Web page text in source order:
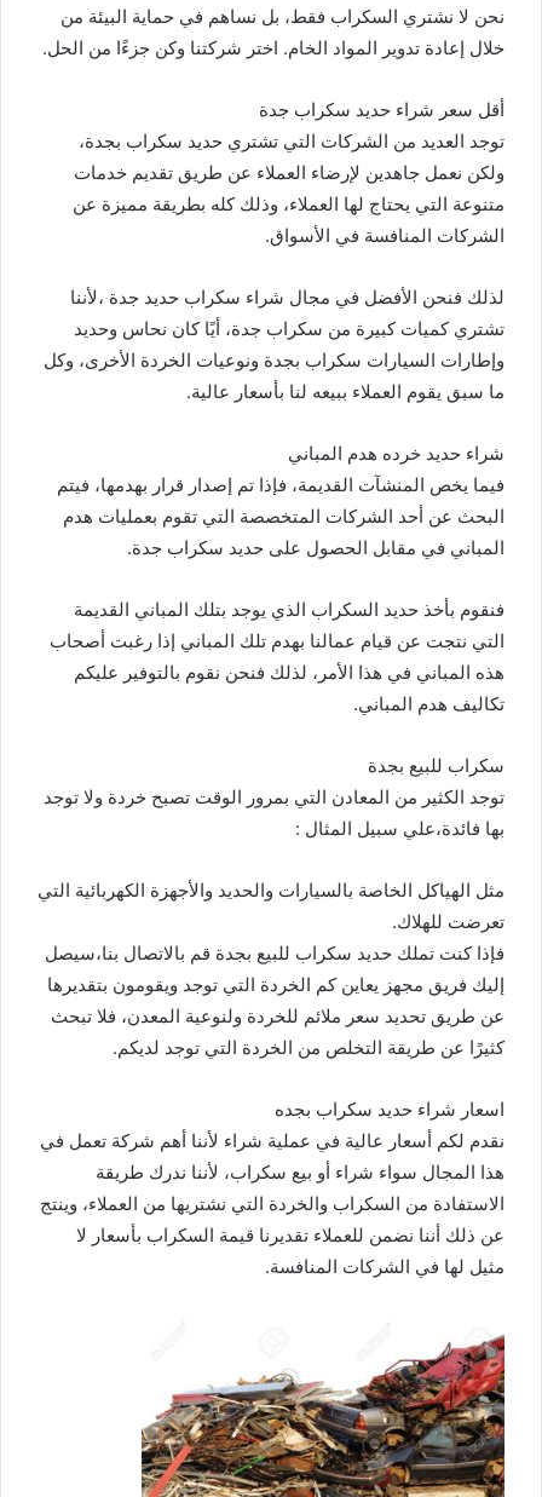
نحن لا نشتري السكراب فقط، بل نساهم في حماية البيئة من
خلال إعادة تدوير المواد الخام. اختر شركتنا وكن جزءًا من الحل.
أقل سعر شراء حديد سكراب جدة
توجد العديد من الشركات التي تشتري حديد سكراب بجدة،
ولكن نعمل جاهدين لإرضاء العملاء عن طريق تقديم خدمات
متنوعة التي يحتاج لها العملاء، وذلك كله بطريقة مميزة عن
الشركات المنافسة في الأسواق.
لذلك فنحن الأفضل في مجال شراء سكراب حديد جدة ،لأننا
تشتري كميات كبيرة من سكراب جدة، أيًا كان نحاس وحديد
وإطارات السيارات سكراب بجدة ونوعيات الخردة الأخرى، وكل
ما سبق يقوم العملاء ببيعه لنا بأسعار عالية.
شراء حديد خرده هدم المباني
فيما يخص المنشآت القديمة، فإذا تم إصدار قرار بهدمها، فيتم
البحث عن أحد الشركات المتخصصة التي تقوم بعمليات هدم
المباني في مقابل الحصول على حديد سكراب جدة.
فنقوم بأخذ حديد السكراب الذي يوجد بتلك المباني القديمة
التي نتجت عن قيام عمالنا بهدم تلك المباني إذا رغبت أصحاب
هذه المباني في هذا الأمر، لذلك فنحن نقوم بالتوفير عليكم
تكاليف هدم المباني.
سكراب للبيع بجدة
توجد الكثير من المعادن التي بمرور الوقت تصبح خردة ولا توجد
بها فائدة،علي سبيل المثال :
مثل الهياكل الخاصة بالسيارات والحديد والأجهزة الكهربائية التي
تعرضت للهلاك.
فإذا كنت تملك حديد سكراب للبيع بجدة قم بالاتصال بنا،سيصل
إليك فريق مجهز يعاين كم الخردة التي توجد ويقومون بتقديرها
عن طريق تحديد سعر ملائم للخردة ولنوعية المعدن، فلا تبحث
كثيرًا عن طريقة التخلص من الخردة التي توجد لديكم.
اسعار شراء حديد سكراب بجده
نقدم لكم أسعار عالية في عملية شراء لأننا أهم شركة تعمل في
هذا المجال سواء شراء أو بيع سكراب، لأننا ندرك طريقة
الاستفادة من السكراب والخردة التي نشتريها من العملاء، وينتج
عن ذلك أننا نضمن للعملاء تقديرنا قيمة السكراب بأسعار لا
مثيل لها في الشركات المنافسة.